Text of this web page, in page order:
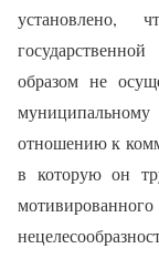
установлено,
образом не
отношению к
в которую он